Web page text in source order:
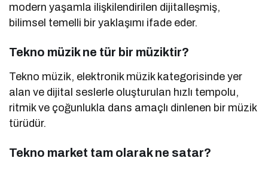
modern yaşamla ilişkilendirilen dijitalleşmiş,
bilimsel temelli bir yaklaşımı ifade eder.
Tekno müzik ne tür bir müziktir?
Tekno müzik, elektronik müzik kategorisinde yer
alan ve dijital seslerle oluşturulan hızlı tempolu,
ritmik ve çoğunlukla dans amaçlı dinlenen bir müzik
türüdür.
Tekno market tam olarak ne satar?